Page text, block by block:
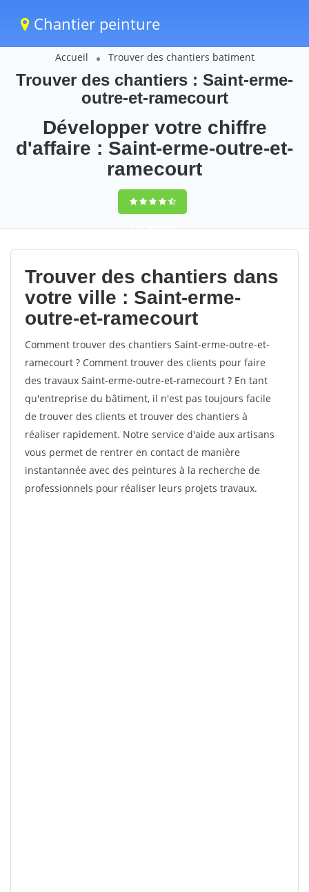
Chantier peinture
Accueil Trouver des chantiers batiment
Trouver des chantiers : Saint-erme-
outre-et-ramecourt
Développer votre chiffre
d'affaire : Saint-erme-outre-et-
ramecourt
9,5(100%)80
votes
Trouver des chantiers dans
votre ville : Saint-erme-
outre-et-ramecourt
Comment trouver des chantiers Saint-erme-outre-et-
ramecourt ? Comment trouver des clients pour faire
des travaux Saint-erme-outre-et-ramecourt ? En tant
qu'entreprise du bâtiment, il n'est pas toujours facile
de trouver des clients et trouver des chantiers à
réaliser rapidement. Notre service d'aide aux artisans
vous permet de rentrer en contact de manière
instantannée avec des peintures à la recherche de
professionnels pour réaliser leurs projets travaux.